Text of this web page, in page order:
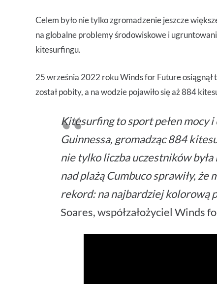
Celem było nie tylko zgromadzenie jeszcze
na globalne problemy środowiskowe i
kitesurfingu.
25 września 2022 roku Winds for Future osiągnął
został pobity, a na wodzie pojawiło się aż 884
Kitesurfing to sport pełen mocy
Guinnessa, gromadząc 884
nie tylko liczba uczestników
nad plażą Cumbuco sprawiły, że
rekord: na najbardziej kolorową
Soares, współzałożyciel Winds